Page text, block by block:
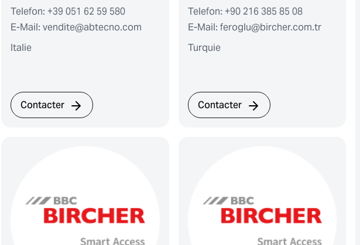
Telefon: +39 051 62 59 580
E-Mail: vendite@abtecno.com
Italie
Contacter
Telefon: +90 216 385 85 08
E-Mail: feroglu@bircher.com.tr
Turquie
Contacter